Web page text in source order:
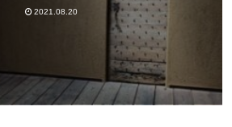
2021.08.20